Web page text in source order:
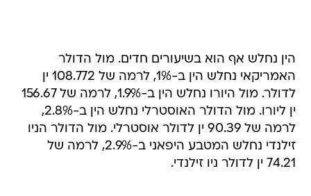
הין נחלש אף הוא בשיעורים חדים. מול הדולר
האמריקאי נחלש הין ב-1%, לרמה של 108.772 ין
לדולר. מול היורו נחלש הין ב-1.9%, לרמה של 156.67
ין ליורו. מול הדולר האוסטרלי נחלש הין ב-2.8%,
לרמה של 90.39 ין לדולר אוסטרלי. מול הדולר הניו
זילנדי נחלש המטבע היפאני ב-2.9%, לרמה של
74.21 ין לדולר ניו זילנדי.